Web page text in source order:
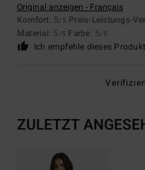
Original anzeigen - Français
Komfort: 5/5 Preis-Leistungs-
Material: 5 /5 Farbe: 5/5
Ich empfehle dieses Produkt
ZULETZT